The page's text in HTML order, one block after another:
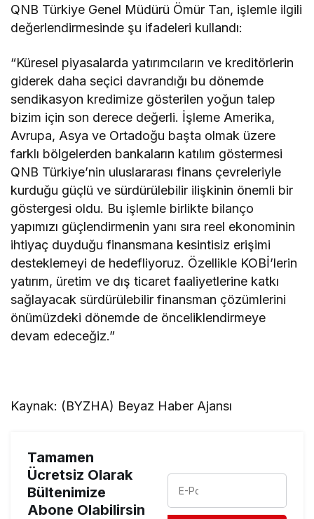
QNB Türkiye Genel Müdürü Ömür Tan, işlemle ilgili
değerlendirmesinde şu ifadeleri kullandı:
“Küresel piyasalarda yatırımcıların ve kreditörlerin
giderek daha seçici davrandığı bu dönemde
sendikasyon kredimize gösterilen yoğun talep
bizim için son derece değerli. İşleme Amerika,
Avrupa, Asya ve Ortadoğu başta olmak üzere
farklı bölgelerden bankaların katılım göstermesi
QNB Türkiye’nin uluslararası finans çevreleriyle
kurduğu güçlü ve sürdürülebilir ilişkinin önemli bir
göstergesi oldu. Bu işlemle birlikte bilanço
yapımızı güçlendirmenin yanı sıra reel ekonominin
ihtiyaç duyduğu finansmana kesintisiz erişimi
desteklemeyi de hedefliyoruz. Özellikle KOBİ’lerin
yatırım, üretim ve dış ticaret faaliyetlerine katkı
sağlayacak sürdürülebilir finansman çözümlerini
önümüzdeki dönemde de önceliklendirmeye
devam edeceğiz.”
Kaynak: (BYZHA) Beyaz Haber Ajansı
Tamamen
Ücretsiz Olarak
Bültenimize
Abone Olabilirsin